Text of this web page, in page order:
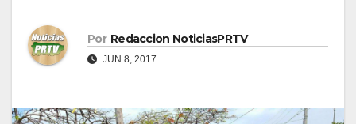
Por Redaccion NoticiasPRTV
JUN 8, 2017